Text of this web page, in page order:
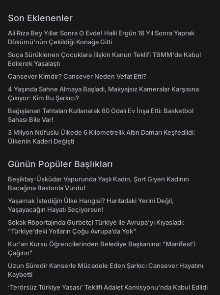
Son Eklenenler
Ali Rıza Bey Yıllar Sonra O Evde! Halil Ergün 16 Yıl Sonra Yaprak
Dökümü'nün Çekildiği Konağa Gitti
Suça Sürüklenen Çocuklara İlişkin Kanun Teklifi TBMM'de Kabul
Edilerek Yasalaştı
Cansever Kimdir? Cansever Neden Vefat Etti?
4 Yaşında Sahne Almaya Başladı, Makyajsız Kameralar Karşısına
Çıkıyor: Kim Bu Şarkıcı?
Bağışlanan Tahtaları Kullanarak 80 Odalı Ev İnşa Etti: Basketbol
Sahası Bile Var!
3 Milyon Nüfuslu Ülkede 6 Kilometrelik Altın Damarı Keşfedildi:
Ülkenin Kaderi Değişti
Günün Popüler Başlıkları
Beşiktaş-Üsküdar Vapurunda Yaşlı Kadın, Şort Giyen Kadının
Bacağına Bastonla Vurdu!
Yaşamak İstediğin Ülke Hangisi? Haritadaki Yerini Değil,
Yaşayacağın Hayatı Seçiyorsun!
Sokak Röportajında Gurbetçi Türkiye ile Avrupa'yı Kıyasladı:
"Türkiye’deki Yolların Çoğu Avrupa’da Yok"
Kur'an Kursu Öğrencilerinden Belediye Başkanına: "Manifest’i
Çağırın"
Uzun Süredir Kanserle Mücadele Eden Şarkıcı Cansever Hayatını
Kaybetti
‘Terörsüz Türkiye Yasası’ Teklifi Adalet Komisyonu'nda Kabul Edildi